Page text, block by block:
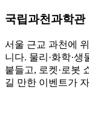
국립과천과학관
서울 근교 과천에
니다. 물리·화학·
붙들고, 로켓·로봇
길 만한 이벤트가